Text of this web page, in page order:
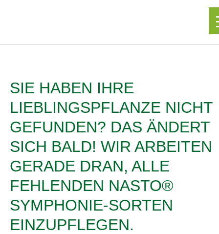
SIE HABEN IHRE
LIEBLINGSPFLANZE NICHT
GEFUNDEN? DAS ÄNDERT
SICH BALD! WIR ARBEITEN
GERADE DRAN, ALLE
FEHLENDEN NASTO®
SYMPHONIE-SORTEN
EINZUPFLEGEN.